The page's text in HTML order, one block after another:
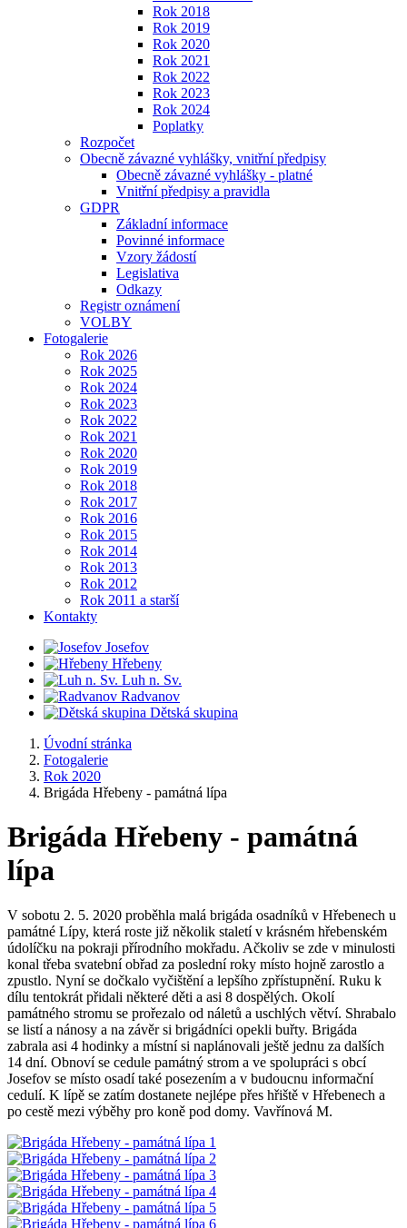
Rok 2018
Rok 2019
Rok 2020
Rok 2021
Rok 2022
Rok 2023
Rok 2024
Poplatky
Rozpočet
Obecně závazné vyhlášky, vnitřní předpisy
Obecně závazné vyhlášky - platné
Vnitřní předpisy a pravidla
GDPR
Základní informace
Povinné informace
Vzory žádostí
Legislativa
Odkazy
Registr oznámení
VOLBY
Fotogalerie
Rok 2026
Rok 2025
Rok 2024
Rok 2023
Rok 2022
Rok 2021
Rok 2020
Rok 2019
Rok 2018
Rok 2017
Rok 2016
Rok 2015
Rok 2014
Rok 2013
Rok 2012
Rok 2011 a starší
Kontakty
Josefov
Hřebeny
Luh n. Sv.
Radvanov
Dětská skupina
Úvodní stránka
Fotogalerie
Rok 2020
Brigáda Hřebeny - památná lípa
Brigáda Hřebeny - památná
lípa
V sobotu 2. 5. 2020 proběhla malá brigáda osadníků v Hřebenech u
památné Lípy, která roste již několik staletí v krásném hřebenském
údolíčku na pokraji přírodního mokřadu. Ačkoliv se zde v minulosti
konal třeba svatební obřad za poslední roky místo hojně zarostlo a
zpustlo. Nyní se dočkalo vyčištění a lepšího zpřístupnění. Ruku k
dílu tentokrát přidali některé děti a asi 8 dospělých. Okolí
památného stromu se prořezalo od náletů a uschlých větví. Shrabalo
se listí a nánosy a na závěr si brigádníci opekli buřty. Brigáda
zabrala asi 4 hodinky a místní si naplánovali ještě jednu za dalších
14 dní. Obnoví se cedule památný strom a ve spolupráci s obcí
Josefov se místo osadí také posezením a v budoucnu informační
cedulí. K lípě se zatím dostanete nejlépe přes hřiště v Hřebenech a
po cestě mezi výběhy pro koně pod domy. Vavřínová M.